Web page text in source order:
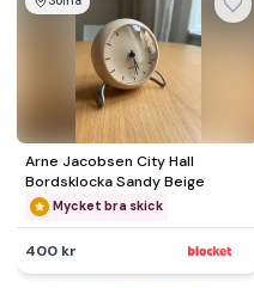
Arne Jacobsen City Hall
Bordsklocka Sandy Beige
Mycket bra skick
400 kr